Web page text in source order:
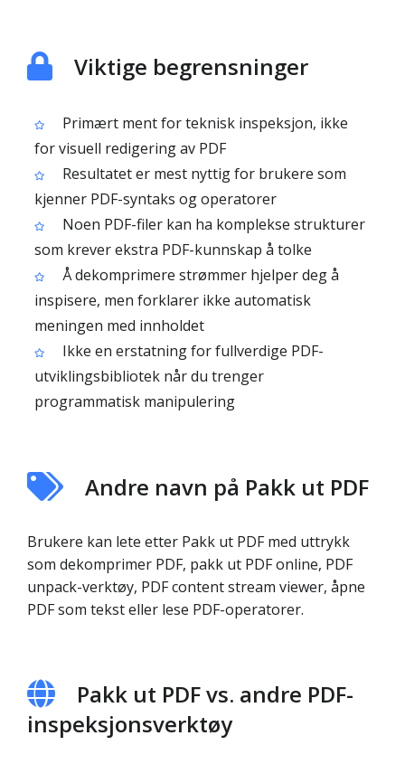
Viktige begrensninger
Primært ment for teknisk inspeksjon, ikke
for visuell redigering av PDF
Resultatet er mest nyttig for brukere som
kjenner PDF-syntaks og operatorer
Noen PDF-filer kan ha komplekse strukturer
som krever ekstra PDF-kunnskap å tolke
Å dekomprimere strømmer hjelper deg å
inspisere, men forklarer ikke automatisk
meningen med innholdet
Ikke en erstatning for fullverdige PDF-
utviklingsbibliotek når du trenger
programmatisk manipulering
Andre navn på Pakk ut PDF
Brukere kan lete etter Pakk ut PDF med uttrykk
som dekomprimer PDF, pakk ut PDF online, PDF
unpack-verktøy, PDF content stream viewer, åpne
PDF som tekst eller lese PDF-operatorer.
Pakk ut PDF vs. andre PDF-
inspeksjonsverktøy